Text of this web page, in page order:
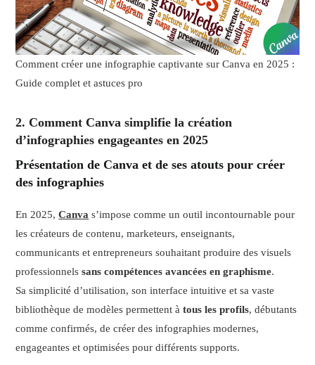
Comment créer une infographie captivante sur Canva en 2025 :
Guide complet et astuces pro
2. Comment Canva simplifie la création
d’infographies engageantes en 2025
Présentation de Canva et de ses atouts pour créer
des infographies
En 2025,Canva s’impose comme un outil incontournable pour
les créateurs de contenu, marketeurs, enseignants,
communicants et entrepreneurs souhaitant produire des visuels
professionnelssans compétences avancées en graphisme.
Sa simplicité d’utilisation, son interface intuitive et sa vaste
bibliothèque de modèles permettent àtous les profils, débutants
comme confirmés, de créer des infographies modernes,
engageantes et optimisées pour différents supports.